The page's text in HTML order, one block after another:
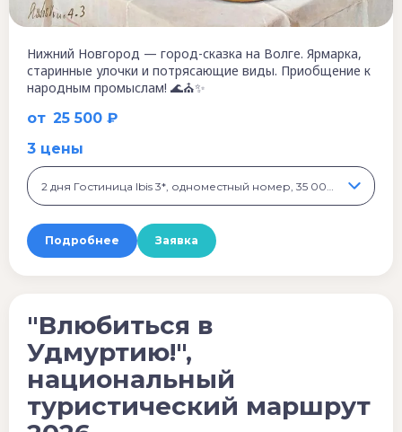
от 25 500 ₽
Нижний Новгород — город-сказка на Волге. Ярмарка,
старинные улочки и потрясающие виды. Приобщение к
народным промыслам! 🌊⛪✨
3 цены
2 дня Гостиница Ibis 3*, одноместный номер, 35 000 ₽
Подробнее Заявка
"Влюбиться в
Удмуртию!",
национальный
туристический маршрут